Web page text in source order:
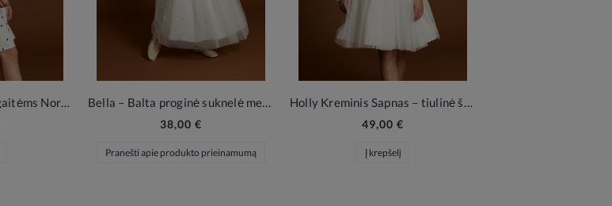
Proginė suknelė mergaitėms Nora – kreminė balta su žirneliais Bella – Balta proginė suknelė mergaitėms su tiuliu ir gėlių aplikacijomis
38,00 €
Pranešti apie produkto prieinamumą
Holly Kreminis Sapnas – tiulinė šventinė suknelė mergaitei
49,00 €
Į krepšelį